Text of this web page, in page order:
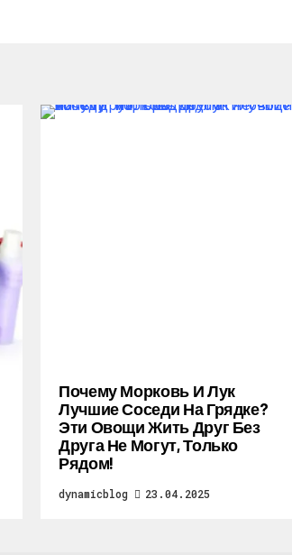
Почему Морковь И Лук
Лучшие Соседи На Грядке?
Эти Овощи Жить Друг Без
Друга Не Могут, Только
Рядом!
dynamicblog 23.04.2025